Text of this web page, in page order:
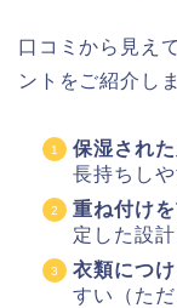
口コミから見え
ントをご紹介し
保湿され
長持ちし
重ね付け
定した設
衣類につ
すい（ただ